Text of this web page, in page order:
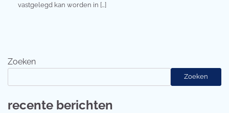
vastgelegd kan worden in […]
Zoeken
Zoeken
recente berichten